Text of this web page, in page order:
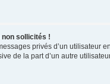
sollicités !
privés d’un utilisateur
de la part d’un autre